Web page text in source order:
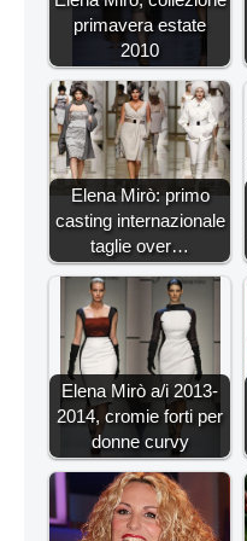
primavera estate
2010
Elena Mirò: primo
casting internazionale
taglie over…
Elena Mirò a/i 2013-
2014, cromie forti per
donne curvy